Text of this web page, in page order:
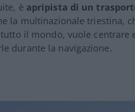
è apripista di un
la multinazionale triestina,
il mondo, vuole centrare
durante la navigazione.